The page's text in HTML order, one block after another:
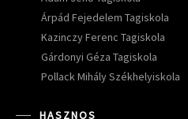
Árpád Fejedelem Tagiskola
Kazinczy Ferenc Tagiskola
Gárdonyi Géza Tagiskola
Pollack Mihály Székhelyiskola
HASZNOS